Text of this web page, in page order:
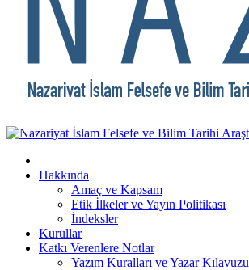
Hakkında
Amaç ve Kapsam
Etik İlkeler ve Yayın Politikası
İndeksler
Kurullar
Katkı Verenlere Notlar
Yazım Kuralları ve Yazar Kılavuzu